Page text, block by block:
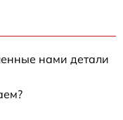
нами детали